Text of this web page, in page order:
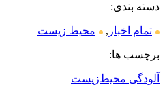
دسته بندی:
تمام اخبار , محیط زیست
برچسب ها:
آلودگی محیط‌زیست